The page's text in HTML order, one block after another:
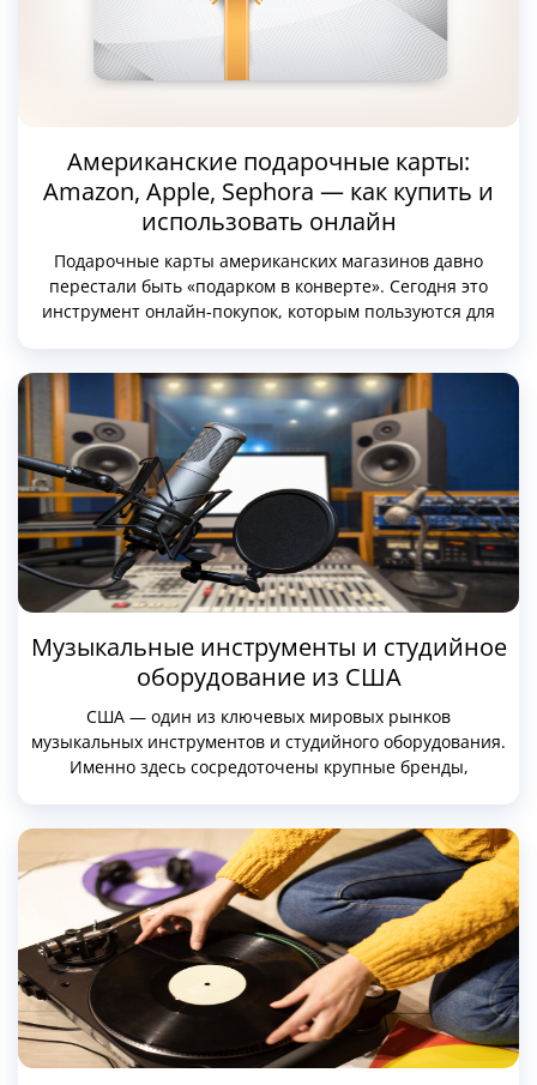
Американские подарочные карты:
Amazon, Apple, Sephora — как купить и
использовать онлайн
Подарочные карты американских магазинов давно
перестали быть «подарком в конверте». Сегодня это
инструмент онлайн-покупок, которым пользуются для
Apple и Sephora — у них понятные правила
использования, стабильная работа онлайн и широкая
экосистема товаров.
Музыкальные инструменты и студийное
оборудование из США
США — один из ключевых мировых рынков
музыкальных инструментов и студийного оборудования.
Именно здесь сосредоточены крупные бренды,
инструменты и студийную технику из США имеет смысл
не «вообще», а под конкретные задачи: доступ к
моделям, которых нет локально, выбор нужной ревизии,
экономия на аксессуарах и компактной […]